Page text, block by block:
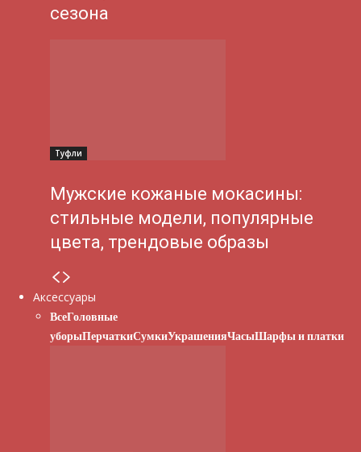
сезона
Туфли
Мужские кожаные мокасины:
стильные модели, популярные
цвета, трендовые образы
Аксессуары
ВсеГоловные
уборыПерчаткиСумкиУкрашенияЧасыШарфы и платки